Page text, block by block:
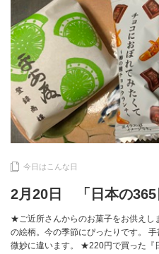
今日はこんな日
2月20日 「日本の365
★ご近所さんからのお菓子をお供えし
の絵柄。今の季節にぴったりです。
微妙に違います。 ★220円で買った『